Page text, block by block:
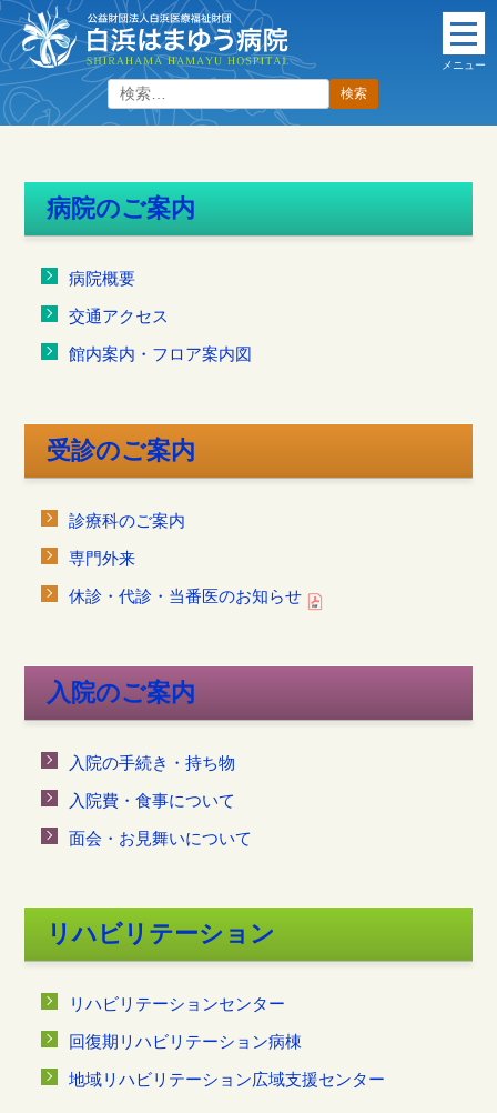
本
文
に
ス
キ
検
索:
メニュー
病院のご案内
病院概要
交通アクセス
館内案内・フロア案内図
受診のご案内
診療科のご案内
専門外来
休診・代診・当番医のお知らせ
入院のご案内
入院の手続き・持ち物
入院費・食事について
面会・お見舞いについて
リハビリテーション
リハビリテーションセンター
回復期リハビリテーション病棟
地域リハビリテーション広域支援センター